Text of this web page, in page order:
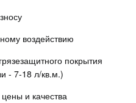
воздействию
покрытия
- 7-18 л/кв.м.)
и качества